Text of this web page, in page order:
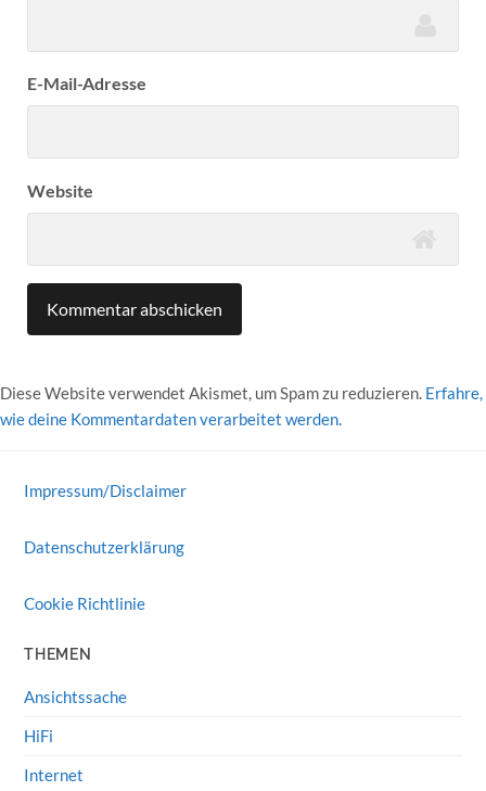
E-Mail-Adresse
Website
Diese Website verwendet Akismet, um Spam zu reduzieren. Erfahre,
wie deine Kommentardaten verarbeitet werden.
Impressum/Disclaimer
Datenschutzerklärung
Cookie Richtlinie
THEMEN
Ansichtssache
HiFi
Internet